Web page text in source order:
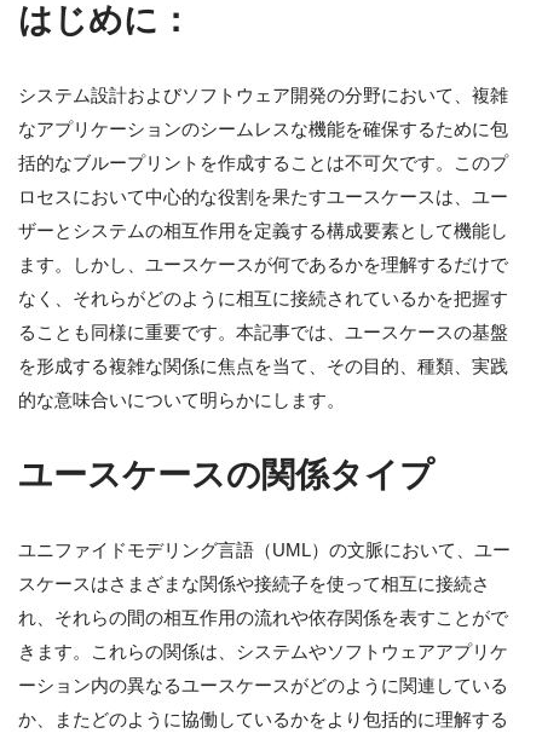
はじめに：
システム設計およびソフトウェア開発の分野において、複雑
なアプリケーションのシームレスな機能を確保するために包
括的なブループリントを作成することは不可欠です。このプ
ロセスにおいて中心的な役割を果たすユースケースは、ユー
ザーとシステムの相互作用を定義する構成要素として機能し
ます。しかし、ユースケースが何であるかを理解するだけで
なく、それらがどのように相互に接続されているかを把握す
ることも同様に重要です。本記事では、ユースケースの基盤
を形成する複雑な関係に焦点を当て、その目的、種類、実践
的な意味合いについて明らかにします。
ユースケースの関係タイプ
ユニファイドモデリング言語（UML）の文脈において、ユー
スケースはさまざまな関係や接続子を使って相互に接続さ
れ、それらの間の相互作用の流れや依存関係を表すことがで
きます。これらの関係は、システムやソフトウェアアプリケ
ーション内の異なるユースケースがどのように関連している
か、またどのように協働しているかをより包括的に理解する